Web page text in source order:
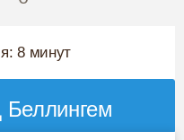
8 минут
Беллингем